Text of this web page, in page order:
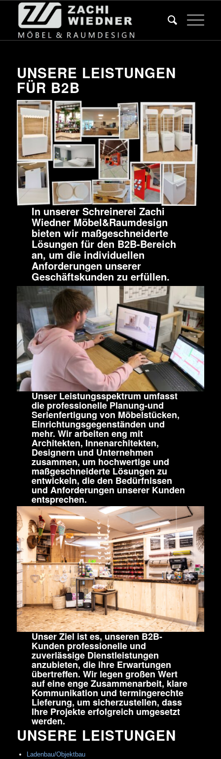
UNSERE LEISTUNGEN
FÜR B2B
In unserer Schreinerei Zachi
Wiedner Möbel&Raumdesign
bieten wir maßgeschneiderte
Lösungen für den B2B-Bereich
an, um die individuellen
Anforderungen unserer
Geschäftskunden zu erfüllen.
Unser Leistungsspektrum umfasst
die professionelle Planung-und
Serienfertigung von Möbelstücken,
Einrichtungsgegenständen und
mehr. Wir arbeiten eng mit
Architekten, Innenarchitekten,
Designern und Unternehmen
zusammen, um hochwertige und
maßgeschneiderte Lösungen zu
entwickeln, die den Bedürfnissen
und Anforderungen unserer Kunden
entsprechen.
Unser Ziel ist es, unseren B2B-
Kunden professionelle und
zuverlässige Dienstleistungen
anzubieten, die ihre Erwartungen
übertreffen. Wir legen großen Wert
auf eine enge Zusammenarbeit, klare
Kommunikation und termingerechte
Lieferung, um sicherzustellen, dass
Ihre Projekte erfolgreich umgesetzt
werden.
UNSERE LEISTUNGEN
Ladenbau/Objektbau